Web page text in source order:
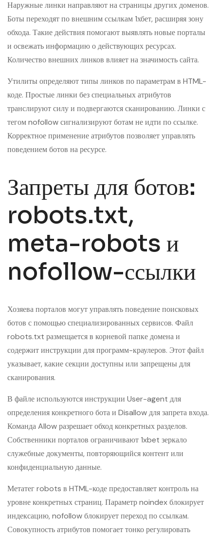
Наружные линки направляют на страницы других доменов.
Боты переходят по внешним ссылкам 1хбет, расширяя зону
обхода. Такие действия помогают выявлять новые порталы
и освежать информацию о действующих ресурсах.
Количество внешних линков влияет на значимость сайта.
Утилиты определяют типы линков по параметрам в HTML-
коде. Простые линки без специальных атрибутов
транслируют силу и подвергаются сканированию. Линки с
тегом nofollow сигнализируют ботам не идти по ссылке.
Корректное применение атрибутов позволяет управлять
поведением ботов на ресурсе.
Запреты для ботов:
robots.txt,
meta-robots и
nofollow-ссылки
Хозяева порталов могут управлять поведение поисковых
ботов с помощью специализированных сервисов. Файл
robots.txt размещается в корневой папке домена и
содержит инструкции для программ-краулеров. Этот файл
указывает, какие секции доступны или запрещены для
сканирования.
В файле используются инструкции User-agent для
определения конкретного бота и Disallow для запрета входа.
Команда Allow разрешает обход конкретных разделов.
Собственники порталов ограничивают 1xbet зеркало
служебные документы, повторяющийся контент или
конфиденциальную данные.
Метатег robots в HTML-коде предоставляет контроль на
уровне конкретных страниц. Параметр noindex блокирует
индексацию, nofollow блокирует переход по ссылкам.
Совокупность атрибутов помогает тонко регулировать